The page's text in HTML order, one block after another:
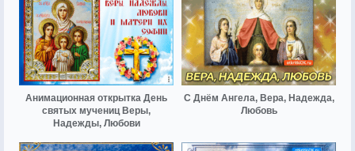
Анимационная открытка День
святых мучениц Веры,
Надежды, Любови
С Днём Ангела, Вера, Надежда,
Любовь